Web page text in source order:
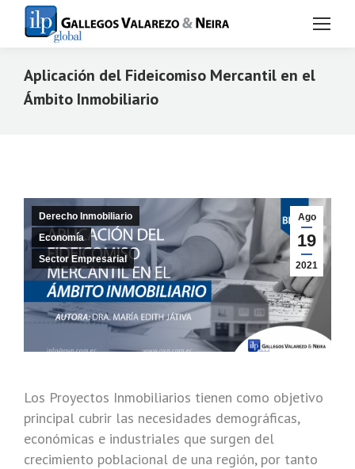
Aplicación del Fideicomiso Mercantil en el
Ámbito Inmobiliario
Ago
19
2021
Derecho Inmobiliario
Economía
Sector Empresarial
Los Proyectos Inmobiliarios tienen como objetivo
principal cubrir las necesidades demográficas,
económicas e industriales que surgen del
crecimiento poblacional de una región, por tanto